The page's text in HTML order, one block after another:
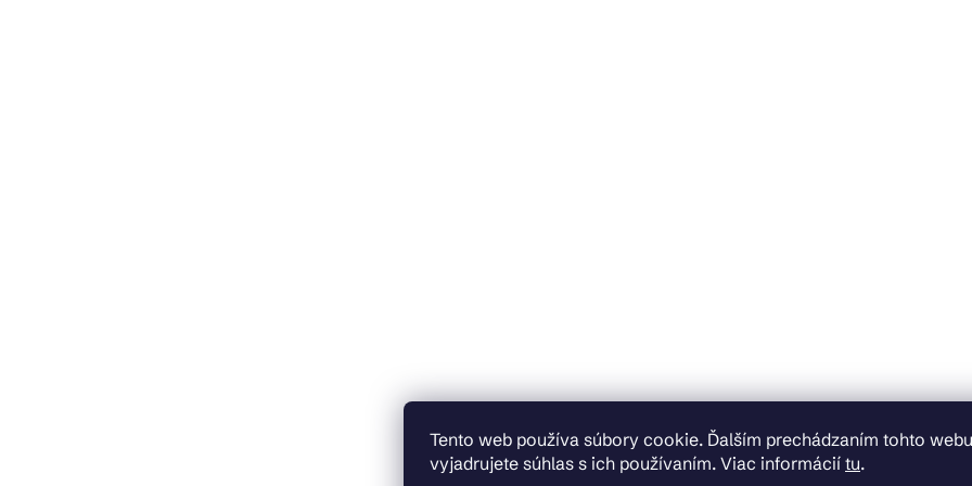
Tento web používa súbory cookie. Ďalším prechádzaním tohto webu
vyjadrujete súhlas s ich používaním. Viac informácií tu.